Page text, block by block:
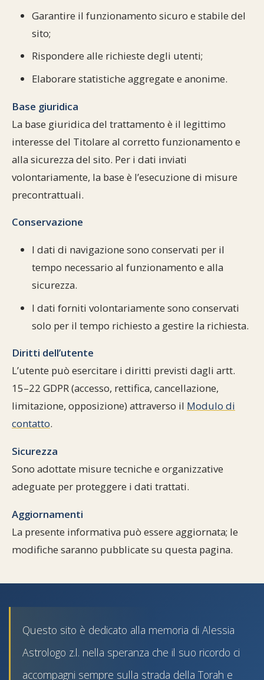
Garantire il funzionamento sicuro e stabile del
sito;
Rispondere alle richieste degli utenti;
Elaborare statistiche aggregate e anonime.
Base giuridica
La base giuridica del trattamento è il legittimo
interesse del Titolare al corretto funzionamento e
alla sicurezza del sito. Per i dati inviati
volontariamente, la base è l’esecuzione di misure
precontrattuali.
Conservazione
I dati di navigazione sono conservati per il
tempo necessario al funzionamento e alla
sicurezza.
I dati forniti volontariamente sono conservati
solo per il tempo richiesto a gestire la richiesta.
Diritti dell’utente
L’utente può esercitare i diritti previsti dagli artt.
15–22 GDPR (accesso, rettifica, cancellazione,
limitazione, opposizione) attraverso il Modulo di
contatto.
Sicurezza
Sono adottate misure tecniche e organizzative
adeguate per proteggere i dati trattati.
Aggiornamenti
La presente informativa può essere aggiornata; le
modifiche saranno pubblicate su questa pagina.
Questo sito è dedicato alla memoria di Alessia
Astrologo z.l. nella speranza che il suo ricordo ci
accompagni sempre sulla strada della Torah e